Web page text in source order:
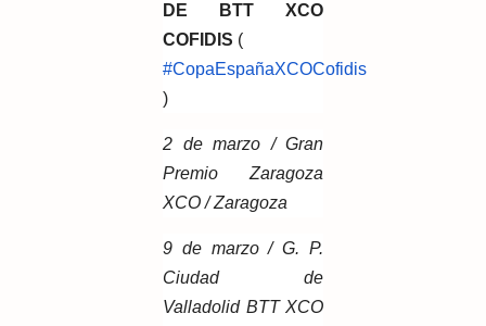
DE BTT XCO
COFIDIS (
#CopaEspañaXCOCofidis
)
2 de marzo / Gran
Premio Zaragoza
XCO / Zaragoza
9 de marzo / G. P.
Ciudad de
Valladolid BTT XCO